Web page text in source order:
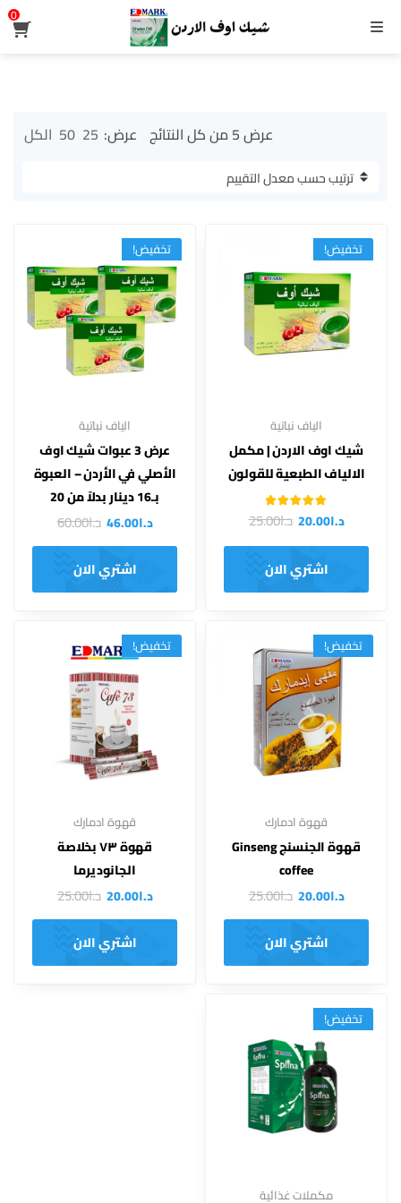
القائمة
0
عرض ⁦5⁩ من كل النتائج
تم
التقييم
عرض: 25
50 الكل
تخفيض!
الياف نباتية
شيك اوف الاردن | مكمل
الالياف الطبعية للقولون
تم التقييم
4.00من 5 د.ا20.00 د.ا25.00
اشتري الان
تخفيض!
الياف نباتية
عرض 3 عبوات شيك اوف
الأصلي في الأردن – العبوة
بـ16 دينار بدلاً من 20
د.ا46.00 د.ا60.00
اشتري الان
تخفيض!
قهوة ادمارك
قهوة الجنسنج Ginseng
coffee
د.ا20.00 د.ا25.00
اشتري الان
تخفيض!
قهوة ادمارك
قهوة ٧٣ بخلاصة
الجانوديرما
د.ا20.00 د.ا25.00
اشتري الان
تخفيض!
مكملات غذائية